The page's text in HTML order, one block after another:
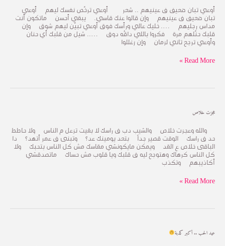
أوعي تبان ضعيف ف عينيهم .. شعر أوعي ترخَّص نفسك ليهم أوعي
تبان ضعيف ف عينيهم وإن قالوا عنك قاسي. يبقي أحسن ماتكون أنت
مداس رجليهم …. خليك عالي ورأسك فوق أوعي تبيَّن ليهم شوق وإن
قلبك حنَّلهم مرة فكروا باللي داقُه دوق ….. شيل من قلبك أي حنان
وأوعي ترجع تاني لزمان وإن زغللوا
ضعيف
ف
عينيهم
..
شعر
Read More »
عجزت خلاص
والله وعجزت خلاص والشيب دب ف راسك لا بقيت تزعل م الناس ولا حاطط
حد ف راسك الوقت قصير جداً بتعد يومينك عد؟ وتبنى ف عمر أتهد؟ دا
الباقى خلاص ع القد ويمكن مايكونشي مقاسك مش كل الناس بتحبك ولا
كل الناس كرهاك وهتوجع ليه ف قلبك ويا قلوب مش حساك ماتصدقشي
أكاذيبهم وتكذب
عجزت
Read More »
عيد الحب .. أكبر كدبة
عيد